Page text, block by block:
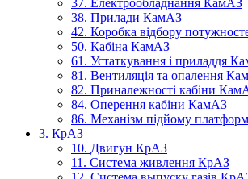
37. Електрообладнання КамАЗ
38. Прилади КамАЗ
42. Коробка відбору
50. Кабіна КамАЗ
61. Устаткування і приладдя
81. Вентиляція та опалення
82. Приналежності кабіни
84. Оперення кабіни КамАЗ
86. Механізм підйому
3. КрАЗ
10. Двигун КрАЗ
11. Система живлення КрАЗ